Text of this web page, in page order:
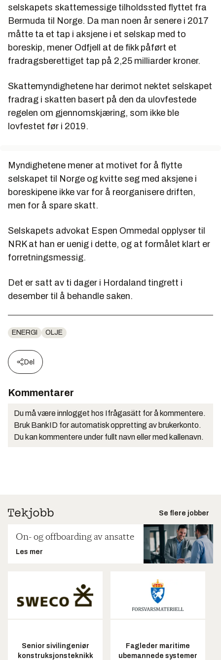
selskapets skattemessige tilholdssted flyttet fra
Bermuda til Norge. Da man noen år senere i 2017
måtte ta et tap i aksjene i et selskap med to
boreskip, mener Odfjell at de fikk påført et
fradragsberettiget tap på 2,25 milliarder kroner.
Skattemyndighetene har derimot nektet selskapet
fradrag i skatten basert på den da ulovfestede
regelen om gjennomskjæring, som ikke ble
lovfestet før i 2019.
Myndighetene mener at motivet for å flytte
selskapet til Norge og kvitte seg med aksjene i
boreskipene ikke var for å reorganisere driften,
men for å spare skatt.
Selskapets advokat Espen Ommedal opplyser til
NRK at han er uenig i dette, og at formålet klart er
forretningsmessig.
Det er satt av ti dager i Hordaland tingrett i
desember til å behandle saken.
ENERGI OLJE
Del
Kommentarer
Du må være innlogget hos Ifrågasätt for å kommentere.
Bruk BankID for automatisk oppretting av brukerkonto.
Du kan kommentere under fullt navn eller med kallenavn.
Se flere jobber
On- og offboarding av ansatte
Les mer
Senior sivilingeniør
konstruksjonsteknikk
Fagleder maritime
ubemannede systemer